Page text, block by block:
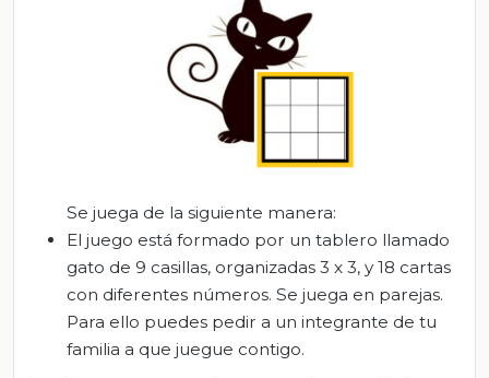
Se juega de la siguiente manera:
El juego está formado por un tablero llamado
gato de 9 casillas, organizadas 3 x 3, y 18 cartas
con diferentes números. Se juega en parejas.
Para ello puedes pedir a un integrante de tu
familia a que juegue contigo.